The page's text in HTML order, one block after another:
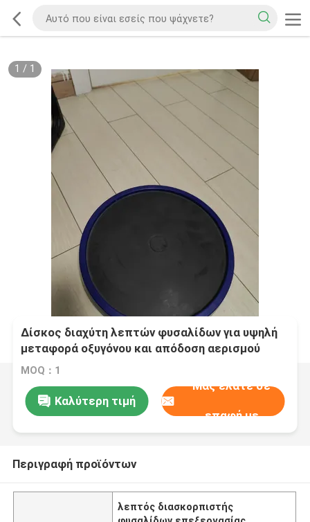
1 / 1
Δίσκος διαχύτη λεπτών φυσαλίδων για υψηλή
μεταφορά οξυγόνου και απόδοση αερισμού
στην επεξεργασία λυμάτων
MOQ：1
Καλύτερη τιμή
Μας ελάτε σε
επαφή με
Περιγραφή προϊόντων
λεπτός διασκορπιστής